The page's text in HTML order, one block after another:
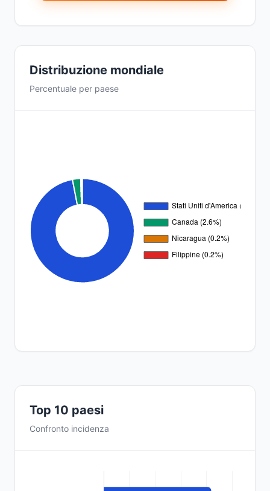
Distribuzione mondiale
Percentuale per paese
Top 10 paesi
Confronto incidenza